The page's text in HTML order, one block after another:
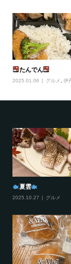
たんでん
2025.01.06 グルメ 伊
夏雲
2025.10.27 グルメ